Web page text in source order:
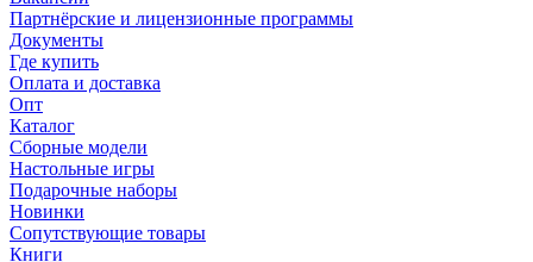
Партнёрские и лицензионные программы
Документы
Где купить
Оплата и доставка
Опт
Каталог
Сборные модели
Настольные игры
Подарочные наборы
Новинки
Сопутствующие товары
Книги